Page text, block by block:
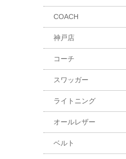
COACH
神戸店
コーチ
スワッガー
ライトニング
オールレザー
ベルト